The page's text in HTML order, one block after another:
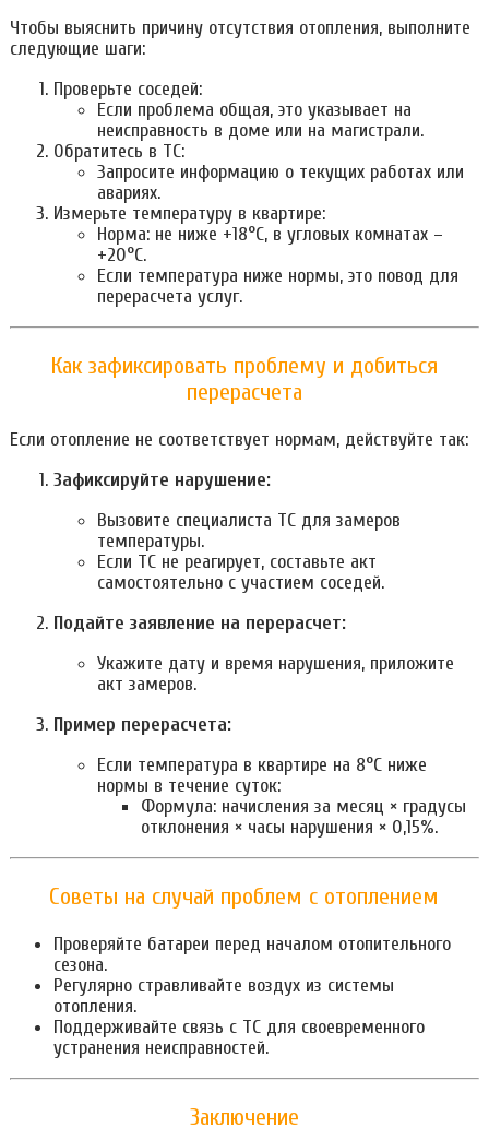
Чтобы выяснить причину отсутствия отопления, выполните
следующие шаги:
Проверьте соседей:
Если проблема общая, это указывает на
неисправность в доме или на магистрали.
Обратитесь в ТС:
Запросите информацию о текущих работах или
авариях.
Измерьте температуру в квартире:
Норма: не ниже +18°C, в угловых комнатах –
+20°C.
Если температура ниже нормы, это повод для
перерасчета услуг.
Как зафиксировать проблему и добиться
перерасчета
Если отопление не соответствует нормам, действуйте так:
Зафиксируйте нарушение:
Вызовите специалиста ТС для замеров
температуры.
Если ТС не реагирует, составьте акт
самостоятельно с участием соседей.
Подайте заявление на перерасчет:
Укажите дату и время нарушения, приложите
акт замеров.
Пример перерасчета:
Если температура в квартире на 8°C ниже
нормы в течение суток:
Формула: начисления за месяц × градусы
отклонения × часы нарушения × 0,15%.
Советы на случай проблем с отоплением
Проверяйте батареи перед началом отопительного
сезона.
Регулярно стравливайте воздух из системы
отопления.
Поддерживайте связь с ТС для своевременного
устранения неисправностей.
Заключение